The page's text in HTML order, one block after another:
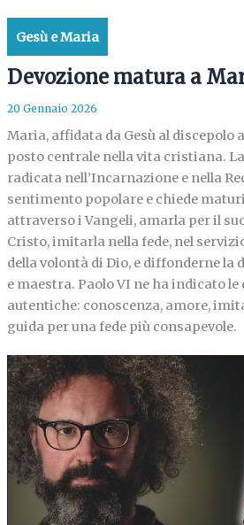
Gesù e Maria
Devozione matura a
20 Gennaio 2026
Maria, affidata da Gesù al discepolo
posto centrale nella vita cristiana.
radicata nell’Incarnazione e nella
sentimento popolare e chiede
attraverso i Vangeli, amarla per il
Cristo, imitarla nella fede, nel
della volontà di Dio, e diffonderne la
e maestra. Paolo VI ne ha indicato
autentiche: conoscenza, amore,
guida per una fede più consapevole.